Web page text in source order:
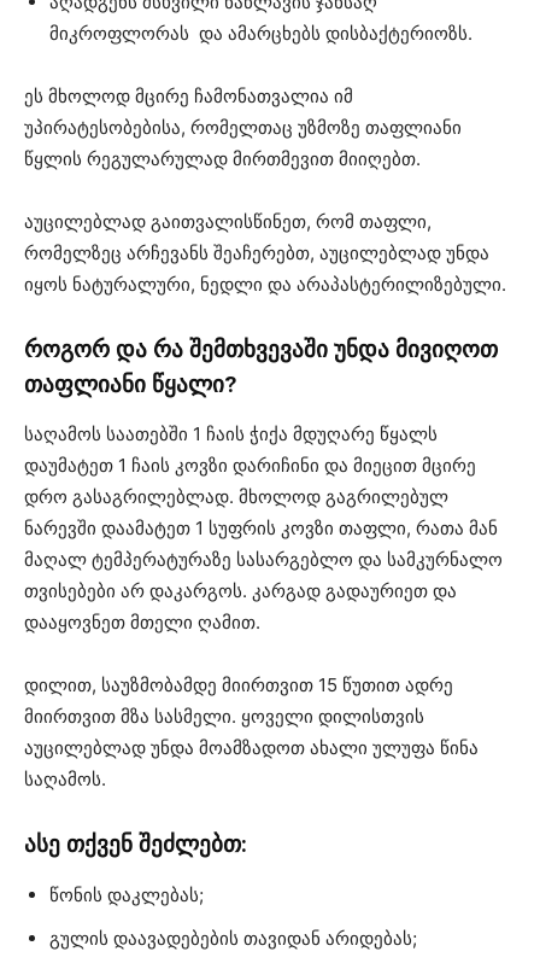
მიკროფლორას და ამარცხებს დისბაქტერიოზს.
ეს მხოლოდ მცირე ჩამონათვალია იმ
უპირატესობებისა, რომელთაც უზმოზე თაფლიანი
წყლის რეგულარულად მირთმევით მიიღებთ.
აუცილებლად გაითვალისწინეთ, რომ თაფლი,
რომელზეც არჩევანს შეაჩერებთ, აუცილებლად უნდა
იყოს ნატურალური, ნედლი და არაპასტერილიზებული.
როგორ და რა შემთხვევაში უნდა მივიღოთ
თაფლიანი წყალი?
საღამოს საათებში 1 ჩაის ჭიქა მდუღარე წყალს
დაუმატეთ 1 ჩაის კოვზი დარიჩინი და მიეცით მცირე
დრო გასაგრილებლად. მხოლოდ გაგრილებულ
ნარევში დაამატეთ 1 სუფრის კოვზი თაფლი, რათა მან
მაღალ ტემპერატურაზე სასარგებლო და სამკურნალო
თვისებები არ დაკარგოს. კარგად გადაურიეთ და
დააყოვნეთ მთელი ღამით.
დილით, საუზმობამდე მიირთვით 15 წუთით ადრე
მიირთვით მზა სასმელი. ყოველი დილისთვის
აუცილებლად უნდა მოამზადოთ ახალი ულუფა წინა
საღამოს.
ასე თქვენ შეძლებთ:
წონის დაკლებას;
გულის დაავადებების თავიდან არიდებას;